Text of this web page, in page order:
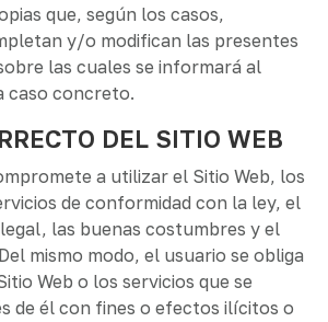
que, según los casos,
y/o modifican las presentes
las cuales se informará al
caso concreto.
DEL SITIO WEB
a utilizar el Sitio Web, los
de conformidad con la ley, el
las buenas costumbres y el
mismo modo, el usuario se obliga
Web o los servicios que se
de él con fines o efectos ilícitos o